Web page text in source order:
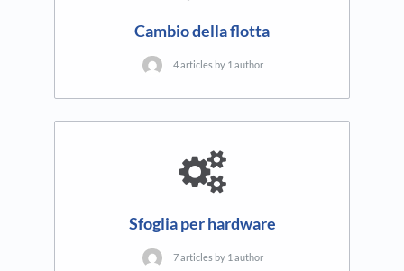
Cambio della flotta
4 articles by 1 author
Sfoglia per hardware
7 articles by 1 author